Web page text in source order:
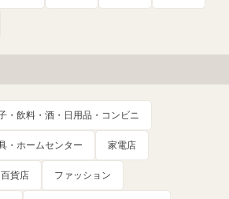
・飲料・酒・日用品・コンビニ
・ホームセンター 家電店
貨店 ファッション